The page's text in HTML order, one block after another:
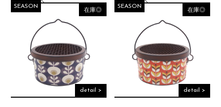
在庫◎
detail >
SEASON 在庫◎
detail >
SEASON